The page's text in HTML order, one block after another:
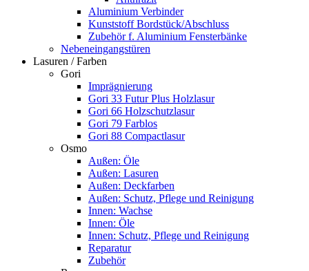
Aluminium Verbinder
Kunststoff Bordstück/Abschluss
Zubehör f. Aluminium Fensterbänke
Nebeneingangstüren
Lasuren / Farben
Gori
Imprägnierung
Gori 33 Futur Plus Holzlasur
Gori 66 Holzschutzlasur
Gori 79 Farblos
Gori 88 Compactlasur
Osmo
Außen: Öle
Außen: Lasuren
Außen: Deckfarben
Außen: Schutz, Pflege und Reinigung
Innen: Wachse
Innen: Öle
Innen: Schutz, Pflege und Reinigung
Reparatur
Zubehör